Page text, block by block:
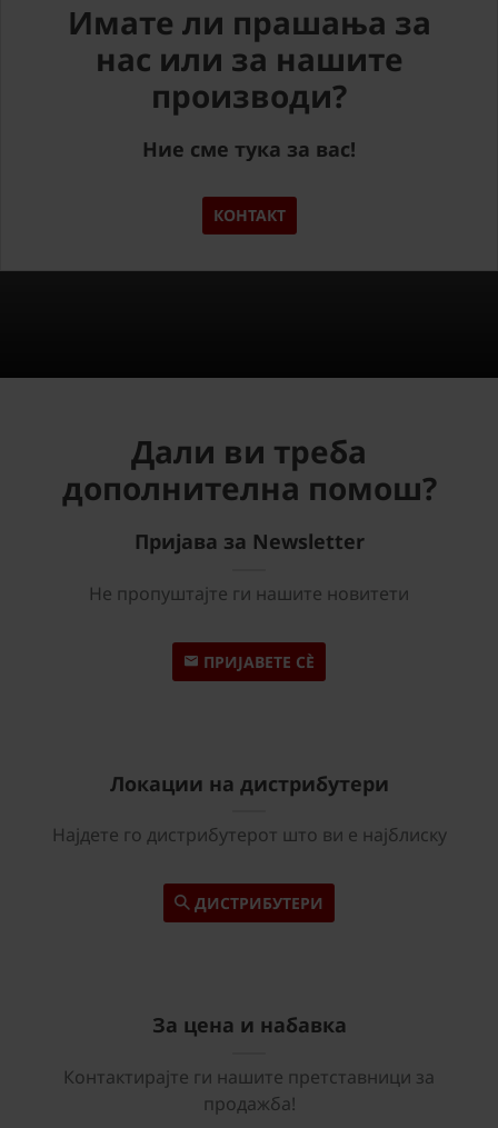
Имате ли прашања за
нас или за нашите
производи?
Ние сме тука за вас!
КОНТАКТ
Дали ви треба
дополнителна помош?
Пријава за Newsletter
Не пропуштајте ги нашите новитети
ПРИЈАВЕТЕ СÈ
Локации на дистрибутери
Најдете го дистрибутерот што ви е најблиску
ДИСТРИБУТЕРИ
За цена и набавка
Контактирајте ги нашите претставници за
продажба!